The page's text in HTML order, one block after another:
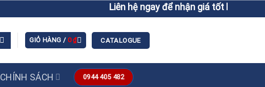
Liên hệ ngay để nhận giá tốt hơn giá niêm yết
GIỎ HÀNG / 0₫ CATALOGUE
CHÍNH SÁCH 0944 405 482